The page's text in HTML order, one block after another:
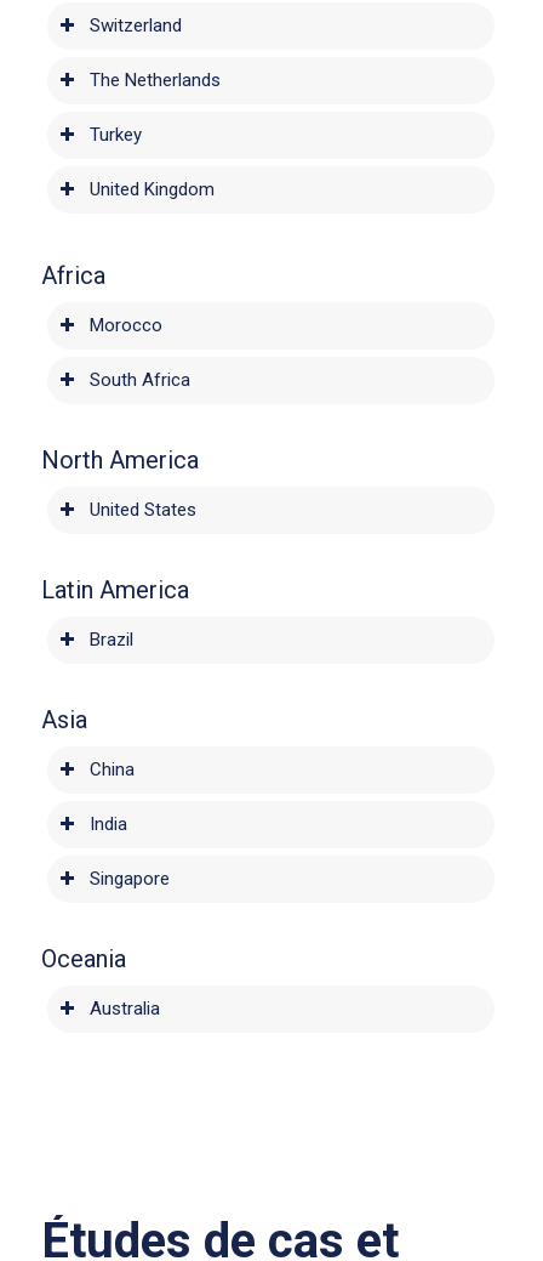
Switzerland
The Netherlands
Turkey
United Kingdom
Africa
Morocco
South Africa
North America
United States
Latin America
Brazil
Asia
China
India
Singapore
Oceania
Australia
Études de cas et